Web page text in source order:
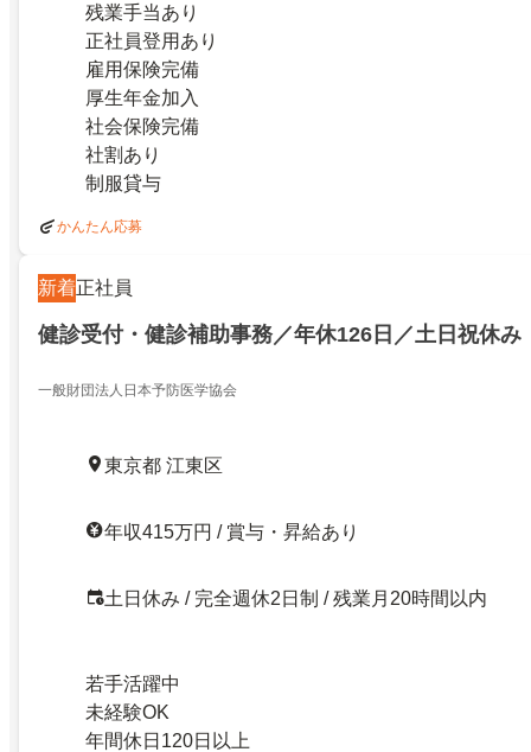
残業手当あり
正社員登用あり
雇用保険完備
厚生年金加入
社会保険完備
社割あり
制服貸与
かんたん応募
新着正社員
健診受付・健診補助事務／年休126日／土日祝休み
一般財団法人日本予防医学協会
東京都 江東区
年収415万円 / 賞与・昇給あり
土日休み / 完全週休2日制 / 残業月20時間以内
若手活躍中
未経験OK
年間休日120日以上